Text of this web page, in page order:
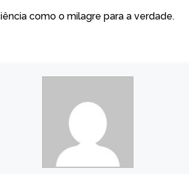
como o milagre para a verdade.